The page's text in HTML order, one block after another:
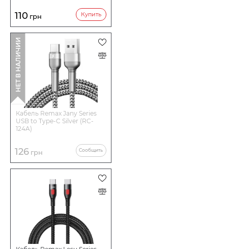
110 грн Купить
Кабель Remax Jany Series
USB to Type-C Silver (RC-
124A)
126 грн Сообщить
НЕТ В НАЛИЧИИ